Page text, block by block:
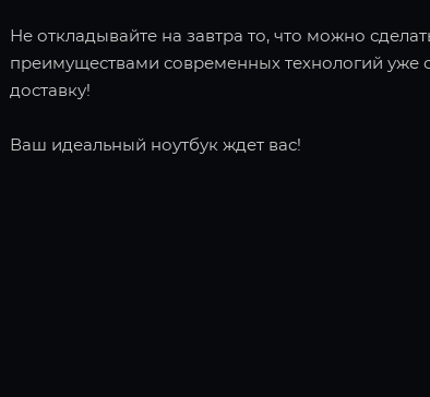
Не откладывайте на завтра то, что можно
преимуществами современных технологий уже
доставку!
Ваш идеальный ноутбук ждет вас!